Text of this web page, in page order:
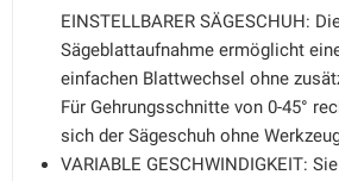
EINSTELLBARER SÄGESCHUH:
Sägeblattaufnahme ermöglicht
einfachen Blattwechsel ohne
Für Gehrungsschnitte von 0-45°
sich der Sägeschuh ohne
VARIABLE GESCHWINDIGKEIT: